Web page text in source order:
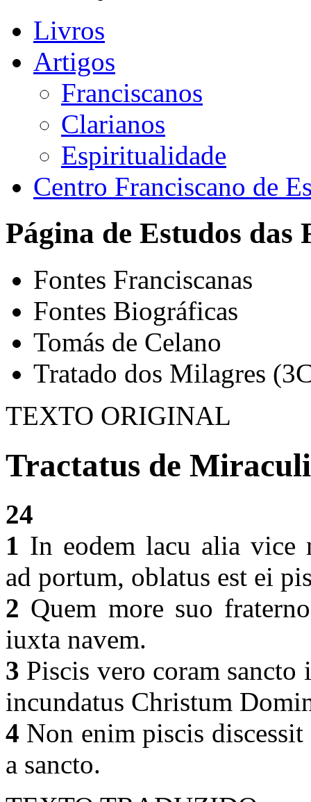
Livros
Artigos
Franciscanos
Clarianos
Espiritualidade
Centro Franciscano de
Página de Estudos das
Fontes Franciscanas
Fontes Biográficas
Tomás de Celano
Tratado dos Milagres
TEXTO ORIGINAL
Tractatus de
24
1 In eodem lacu alia vice
ad portum, oblatus est ei
2 Quem more suo
iuxta navem.
3 Piscis vero coram
incundatus Christum
4 Non enim piscis
a sancto.